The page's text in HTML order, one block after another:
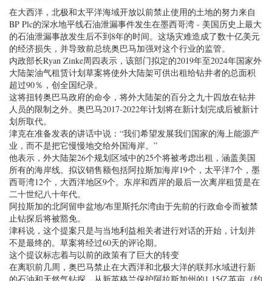
在大西洋，北极和太平洋海域开放以前禁止使用的土地的努力来自
BP Plc的深水地平线石油泄漏事件发生在墨西哥湾 - 美国历史上最大
的石油泄漏事故发生后不到8年的时间。这场灾难造成了数十亿美元
的经济损失，并导致前总统奥巴马加强对这个行业的监管。
内政部长Ryan Zinke周四表示，该部门拟定的2019年至2024年国家外
大陆架油气租赁计划草案将使外大陆架可供出租给钻井者的总面积
超过90％，创全国纪录。
这将扭转奥巴马政府的命令，将外大陆架的百分之九十四放在钻井
人员的限制之外。奥巴马2017-2022年计划将在新计划完成后被新计
划所取代。
津克在准备发表的讲话中说：“我们希望发展我们国家的海上能源产
业，而不是把它慢慢地交给外国海岸。”
他表示，外大陆架26个规划区域中的25个将被考虑出租，涵盖美国
所有的海岸线。拟议销售额包括阿拉斯加海岸19个，太平洋7个，墨
西哥湾12个，大西洋地区9个。东岸和西岸的最后一次离岸租赁是在
二十世纪八十年代。
阿拉斯加的北阿留申盆地/布里斯托尔湾由于先前的行政命令而被禁
止钻探后将被豁免。
津科说，这个提案只是与当地利益相关者进行对话的开始，计划并
不是最终的。草案将经过60天的评论期。
这个提议标志着与以前的政策有了巨大的转变
在离职前几周，奥巴马禁止在大西洋和北极大洋的联邦水域进行新